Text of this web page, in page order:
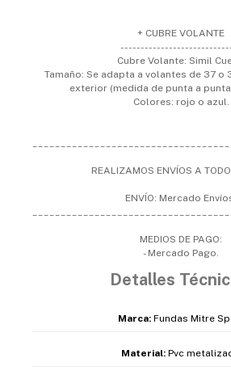
+ CUBRE VOLANTE
Cubre Volante: Simil
Tamaño: Se adapta a volantes de 37 o
exterior (medida de punta a
Colores: rojo o azul.
REALIZAMOS ENVÍOS A TODO
ENVÍO: Mercado
MEDIOS DE PAGO:
- Mercado Pago.
Detalles
Marca:Fundas Mitre
Material: Pvc